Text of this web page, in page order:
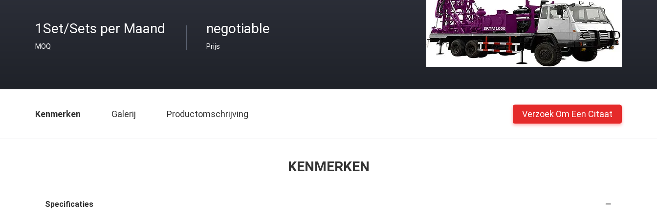
1Set/Sets per Maand
MOQ
negotiable
Prijs
Kenmerken Galerij Productomschrijving Verzoek Om Een Citaat
KENMERKEN
Specificaties